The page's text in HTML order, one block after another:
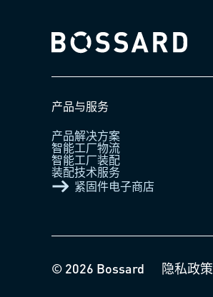
Bossard homepage
产品与服务
产品解决方案
智能工厂物流
智能工厂装配
装配技术服务
紧固件电子商店
隐私政策
© 2026 Bossard